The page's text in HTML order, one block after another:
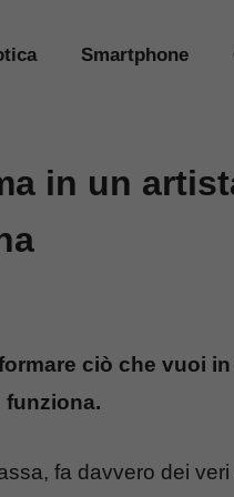
Smartphone
in un
ciò che vuoi
funziona.
fa davvero dei